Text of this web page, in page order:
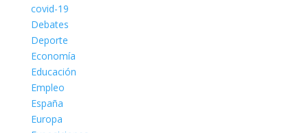
covid-19
Debates
Deporte
Economía
Educación
Empleo
España
Europa